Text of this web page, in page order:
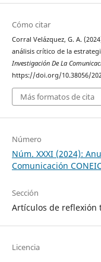
Cómo citar
Corral Velázquez, G. A.
análisis crítico de la
Investigación De La
https://doi.org/10.38056/
Más formatos de cita
Número
Núm. XXXI (2024):
Comunicación
Sección
Artículos de reflexión
Licencia